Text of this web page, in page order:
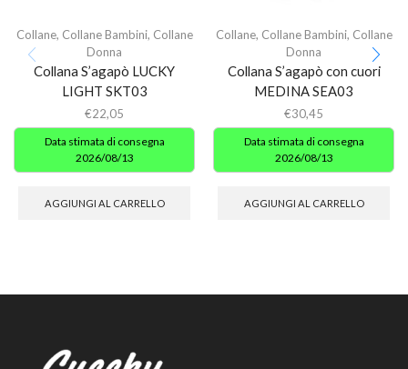
Collane, Collane Bambini, Collane
Donna
Collana S’agapò LUCKY
LIGHT SKT03
€22,05
Data stimata di consegna
2026/08/13
AGGIUNGI AL CARRELLO
Collane, Collane Bambini, Collane
Donna
Collana S’agapò con cuori
MEDINA SEA03
€30,45
Data stimata di consegna
2026/08/13
AGGIUNGI AL CARRELLO